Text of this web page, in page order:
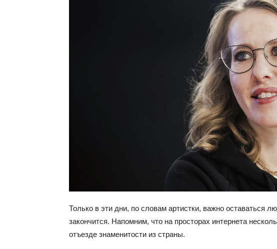
Только в эти дни, по словам артистки, важно оставаться
закончится. Напомним, что на просторах интернета
отъезде знаменитости из страны.